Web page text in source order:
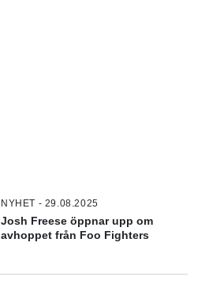
NYHET - 29.08.2025
Josh Freese öppnar upp om
avhoppet från Foo Fighters